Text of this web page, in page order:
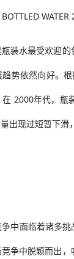
BOTTLED
装水最受欢迎
势依然向好。
2000年代，
出现过短暂下滑
中面临着诸多
争中脱颖而出